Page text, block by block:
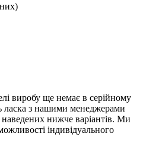
виробу ще немає в серійному
ласка з нашими менеджерами
нижче варіантів. Ми
індивідуального